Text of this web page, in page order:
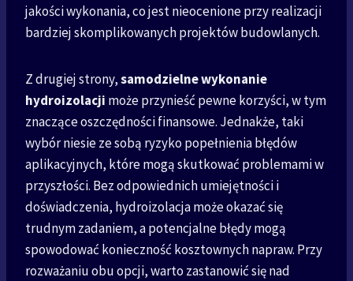
jakości wykonania, co jest nieocenione przy realizacji
bardziej skomplikowanych projektów budowlanych.
Z drugiej strony,samodzielne wykonanie
hydroizolacji może przynieść pewne korzyści, w tym
znaczące oszczędności finansowe. Jednakże, taki
wybór niesie ze sobą ryzyko popełnienia błędów
aplikacyjnych, które mogą skutkować problemami w
przyszłości. Bez odpowiednich umiejętności i
doświadczenia, hydroizolacja może okazać się
trudnym zadaniem, a potencjalne błędy mogą
spowodować konieczność kosztownych napraw. Przy
rozważaniu obu opcji, warto zastanowić się nad